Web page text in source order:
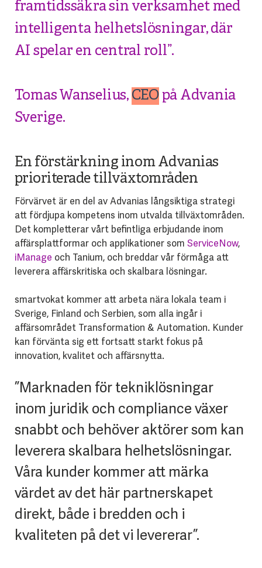
framtidssäkra sin verksamhet med
intelligenta helhetslösningar, där
AI spelar en central roll”.
Tomas Wanselius, CEOpå Advania
Sverige.
En förstärkning inom Advanias
prioriterade tillväxtområden
Förvärvet är en del av Advanias långsiktiga strategi
att fördjupa kompetens inom utvalda tillväxtområden.
Det kompletterar vårt befintliga erbjudande inom
affärsplattformar och applikationer som ServiceNow,
iManage och Tanium, och breddar vår förmåga att
leverera affärskritiska och skalbara lösningar.
smartvokat kommer att arbeta nära lokala team i
Sverige, Finland och Serbien, som alla ingår i
affärsområdet Transformation & Automation. Kunder
kan förvänta sig ett fortsatt starkt fokus på
innovation, kvalitet och affärsnytta.
”Marknaden för tekniklösningar
inom juridik och compliance växer
snabbt och behöver aktörer som kan
leverera skalbara helhetslösningar.
Våra kunder kommer att märka
värdet av det här partnerskapet
direkt, både i bredden och i
kvaliteten på det vi levererar”.